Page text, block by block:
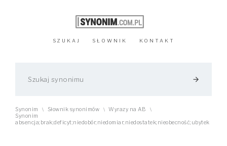
SZUKAJ SŁOWNIK KONTAKT
arrow_forward
Synonim \ Słownik synonimów \ Wyrazy na AB \
Synonim
absencja;brak;deficyt;niedobór;niedomiar;niedostatek;nieobecność;ubytek